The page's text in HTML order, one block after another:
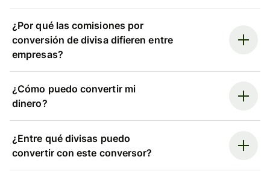
¿Por qué las comisiones por
conversión de divisa difieren entre
empresas?
¿Cómo puedo convertir mi
dinero?
¿Entre qué divisas puedo
convertir con este conversor?